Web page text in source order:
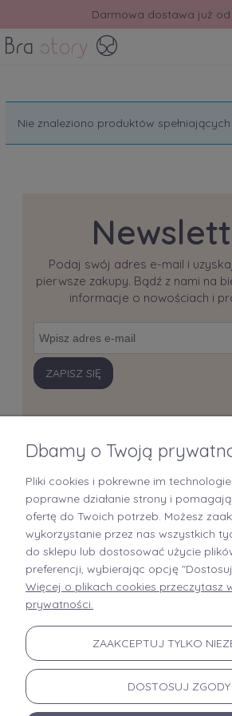
Darmowa dostawa już od
Nie znaleziono produktów
Podaj swój adres e-mail i
pierwsze zakupy. Bądź z nami na
informacje o nowościach i
ZAPISZ SIĘ
+48 519 712 949
kontakt@brastory.pl
(od poniedziałku do piątku, w godzinach 9:00-15:00
PŁATNOŚCI I
Dbamy o Twoją
Pliki cookies i pokrewne im
poprawne działanie strony i
ofertę do Twoich potrzeb. Możesz
wykorzystanie przez nas wszystkich
do sklepu lub dostosować użycie
preferencji, wybierając opcję
Więcej o plikach cookies przeczytasz
prywatności.
ZAAKCEPTUJ TYLKO
DOSTOSUJ ZGODY